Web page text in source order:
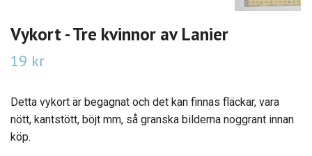
Vykort - Tre kvinnor av Lanier
19 kr
Detta vykort är begagnat och det kan finnas fläckar, vara
nött, kantstött, böjt mm, så granska bilderna noggrant innan
köp.